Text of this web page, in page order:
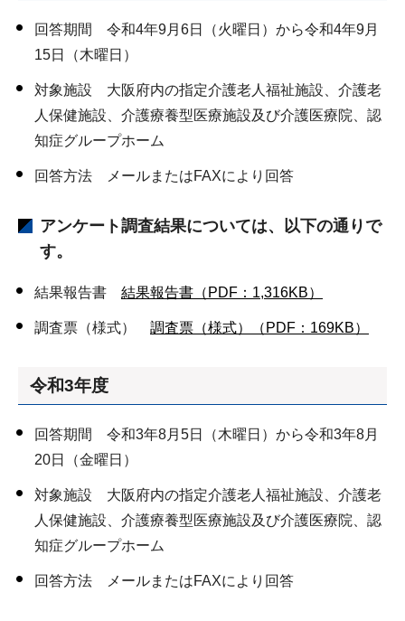
回答期間 令和4年9月6日（火曜日）から令和4年9月
15日（木曜日）
対象施設 大阪府内の指定介護老人福祉施設、介護老
人保健施設、介護療養型医療施設及び介護医療院、認
知症グループホーム
回答方法 メールまたはFAXにより回答
アンケート調査結果については、以下の通りで
す。
結果報告書 結果報告書（PDF：1,316KB）
調査票（様式） 調査票（様式）（PDF：169KB）
令和3年度
回答期間 令和3年8月5日（木曜日）から令和3年8月
20日（金曜日）
対象施設 大阪府内の指定介護老人福祉施設、介護老
人保健施設、介護療養型医療施設及び介護医療院、認
知症グループホーム
回答方法 メールまたはFAXにより回答